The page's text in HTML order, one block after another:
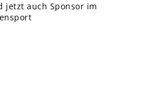
jetzt auch Sponsor im